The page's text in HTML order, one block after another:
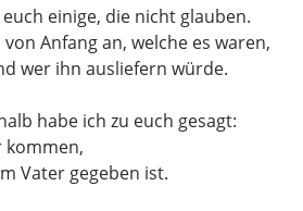
einige, die nicht glauben.
Anfang an, welche es waren,
wer ihn ausliefern würde.
habe ich zu euch gesagt:
kommen,
Vater gegeben ist.